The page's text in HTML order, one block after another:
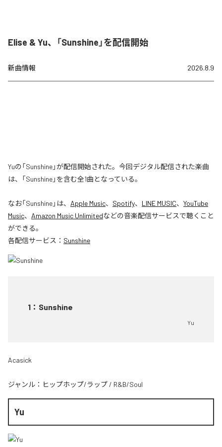
Elise & Yu、「Sunshine」を配信開始
新曲情報 2026.8.9
Yuの「Sunshine」が配信開始された。今回デジタル配信された楽曲
は、「Sunshine」を含む全1曲となっている。
なお「Sunshine」は、 Apple Music、 Spotify、 LINE MUSIC、 YouTube
Music、 Amazon Music Unlimitedなどの音楽配信サービスで聴くこと
ができる。
各配信サービス： Sunshine
1 ： Sunshine
Yu
Acasick
ジャンル： ヒップホップ/ラップ / R&B/Soul
Yu